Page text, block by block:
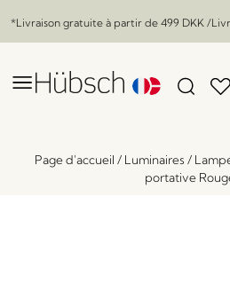
*Livraison gratuite à partir de 499 DKK /
Page d'accueil / Luminaires /
portative